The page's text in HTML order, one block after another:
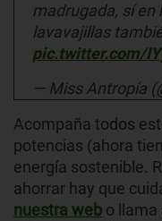
madrugada, sí en
lavavajillas
pic.twitter.com/
— Miss Antropía
Acompaña todos
potencias (ahora
energía sostenible.
ahorrar hay que
nuestraweb o llama